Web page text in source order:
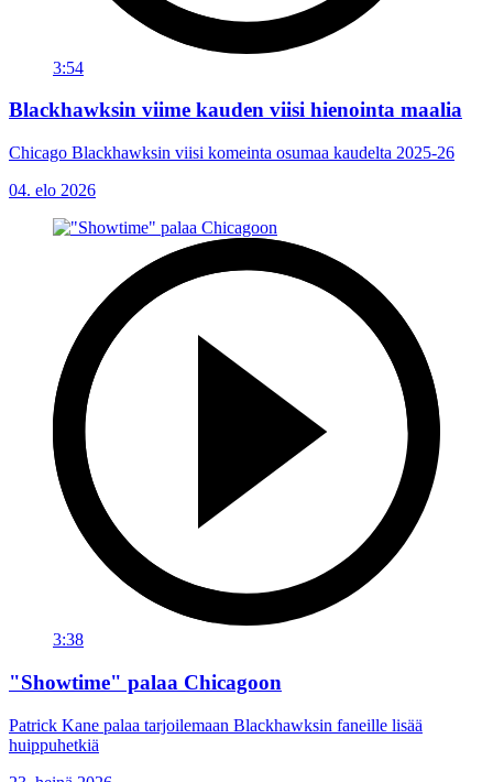
3:54
Blackhawksin viime kauden viisi hienointa maalia
Chicago Blackhawksin viisi komeinta osumaa kaudelta 2025-26
04. elo 2026
3:38
"Showtime" palaa Chicagoon
Patrick Kane palaa tarjoilemaan Blackhawksin faneille lisää
huippuhetkiä